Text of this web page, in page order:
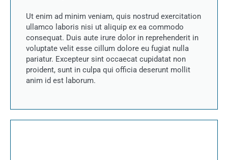
Ut enim ad minim veniam, quis nostrud exercitation
ullamco laboris nisi ut aliquip ex ea commodo
consequat. Duis aute irure dolor in reprehenderit in
voluptate velit esse cillum dolore eu fugiat nulla
pariatur. Excepteur sint occaecat cupidatat non
proident, sunt in culpa qui officia deserunt mollit
anim id est laborum.